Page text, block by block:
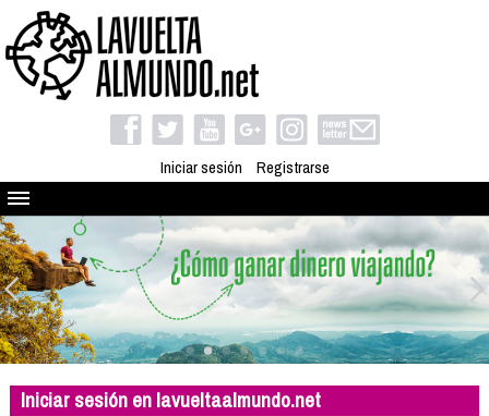
Iniciar sesión Registrarse
Quienes somos
El proyecto
Blog
Viaja con nosotros
Camino solidario
Libros
Iniciar sesión en lavueltaalmundo.net